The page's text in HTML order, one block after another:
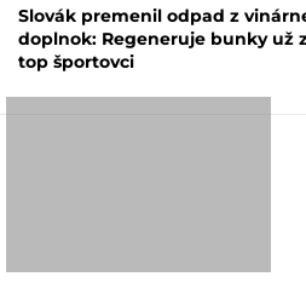
Slovák premenil odpad z
doplnok: Regeneruje bunky už
top športovci